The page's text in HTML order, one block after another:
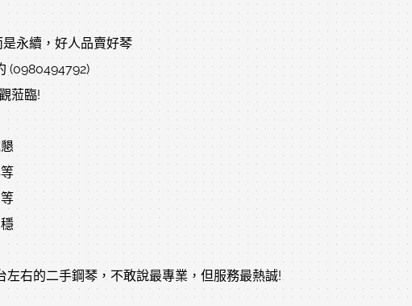
永續，好人品賣好琴
(0980494792)
蒞臨!
右的二手鋼琴，不敢說最專業，但服務最熱誠!